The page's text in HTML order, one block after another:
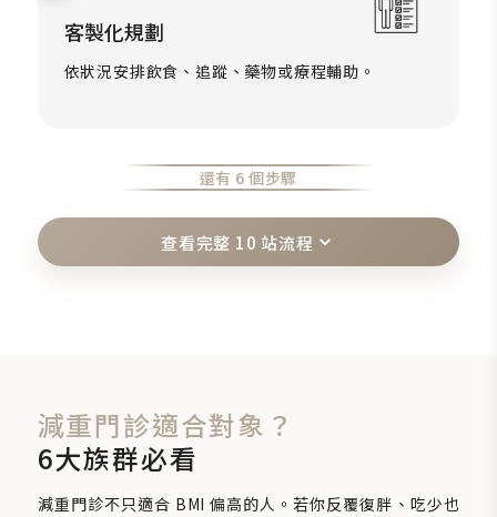
客製化規劃
依狀況安排飲食、追蹤、藥物或療程輔助。
還有 6 個步驟
查看完整 10 站流程
減重門診適合對象？
6大族群必看
減重門診不只適合 BMI 偏高的人。若你反覆復胖、吃少也